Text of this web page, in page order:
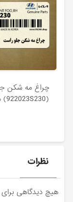
چراغ مه شكن
(922023S230) هیوندای
نظرات
هیچ دیدگاهی